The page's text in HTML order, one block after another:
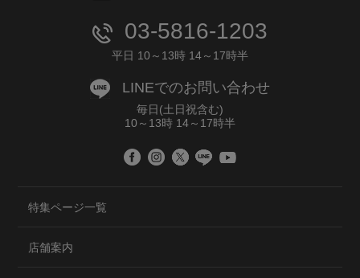
03-5816-1203
平日 10～13時 14～17時半
LINEでのお問い合わせ
毎日(土日祝含む)
10～13時 14～17時半
特集ページ一覧
店舗案内